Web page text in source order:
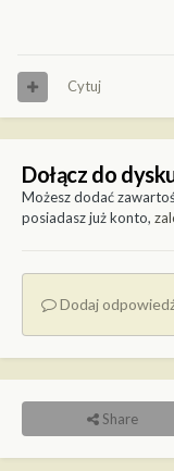
Cytuj
Dołącz do
Możesz dodać
posiadasz już konto,
Dodaj
Share